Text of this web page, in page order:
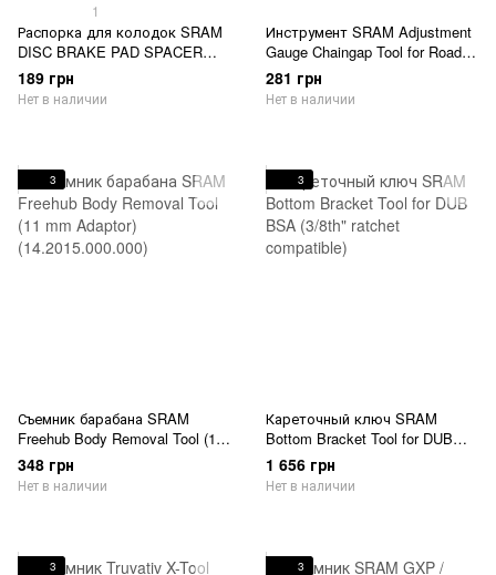
1
Распорка для колодок SRAM
DISC BRAKE PAD SPACER
2.8MM - 2-PIECE CALIPER -
LEVEL
ULTIMATE/TLM/TL/FORCE
189 грн
Нет в наличии
Инструмент SRAM Adjustment
Gauge Chaingap Tool for Road
eTap AXS Derailleur 26-36T
(11.7518.100.000)
281 грн
Нет в наличии
3
Съемник барабана SRAM
Freehub Body Removal Tool (11
mm Adaptor) (14.2015.000.000)
348 грн
Нет в наличии
3
Кареточный ключ SRAM
Bottom Bracket Tool for DUB
BSA (3/8th" ratchet compatible)
1 656 грн
Нет в наличии
3 3